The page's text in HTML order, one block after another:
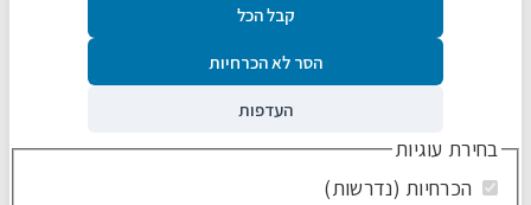
קבל הכל
הסר לא הכרחיות
העדפות
בחירת עוגיות
הכרחיות (נדרשות)